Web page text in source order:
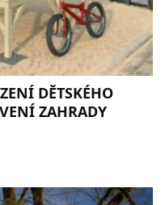
DĚTSKÉHO
ZAHRADY